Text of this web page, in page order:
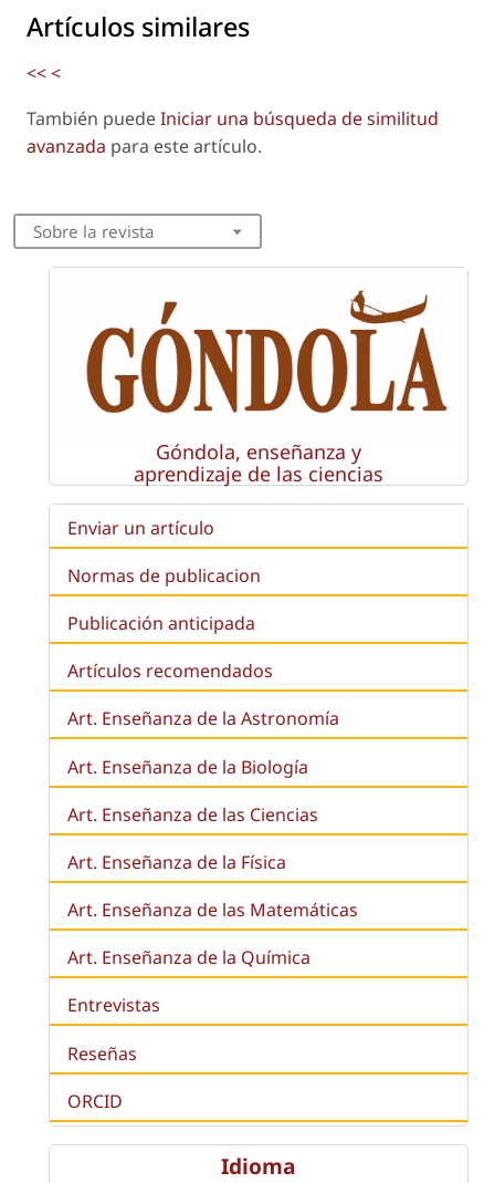
Artículos similares
<<<
También puedeIniciar una búsqueda de similitud
avanzada para este artículo.
Sobre la revista
Góndola, enseñanza y
aprendizaje de las ciencias
Enviar un artículo
Normas de publicacion
Publicación anticipada
Artículos recomendados
Art. Enseñanza de la Astronomía
Art. Enseñanza de la Biología
Art. Enseñanza de las Ciencias
Art. Enseñanza de la Física
Art. Enseñanza de las Matemáticas
Art. Enseñanza de la Química
Entrevistas
Reseñas
ORCID
Idioma